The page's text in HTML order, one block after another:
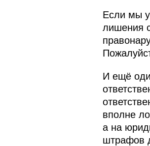
Если мы
лишения
И ещё
вполне
а на
штрафов